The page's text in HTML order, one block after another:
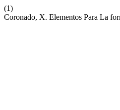
(1)
Coronado, X. Elementos Para La